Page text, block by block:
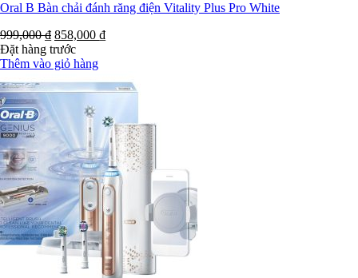
Oral B Bàn chải đánh răng điện Vitality Plus Pro White
999,000₫ 858,000 ₫
Đặt hàng trước
Thêm vào giỏ hàng